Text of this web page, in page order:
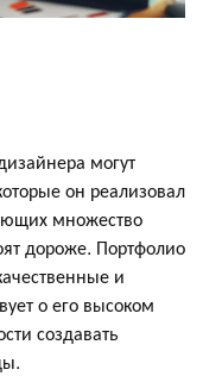
могут
он реализовал
множество
дороже. Портфолио
и
о его высоком
создавать